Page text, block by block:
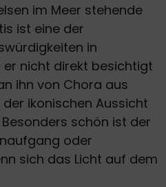
im Meer stehende
ist eine der
in
er nicht direkt besichtigt
ihn von Chora aus
ikonischen Aussicht
schön ist der
oder
sich das Licht auf dem